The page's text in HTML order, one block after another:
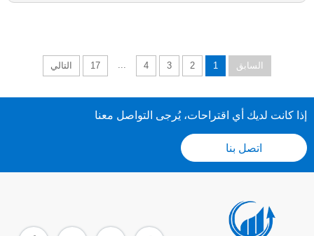
السابق 1
2
3
4
...
17 التالي
إذا كانت لديك أي اقتراحات، يُرجى التواصل معنا
اتصل بنا